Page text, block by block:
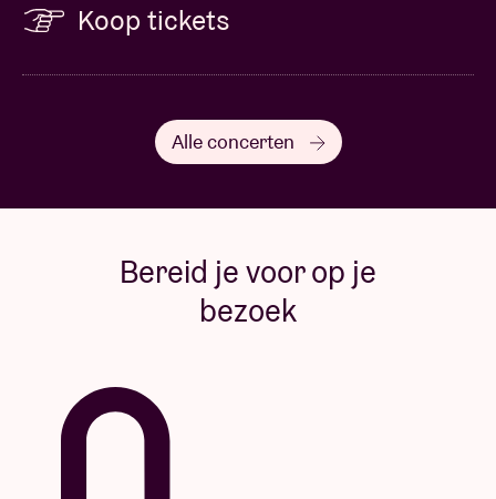
Koop tickets
Alle concerten
Bereid je voor op je
bezoek